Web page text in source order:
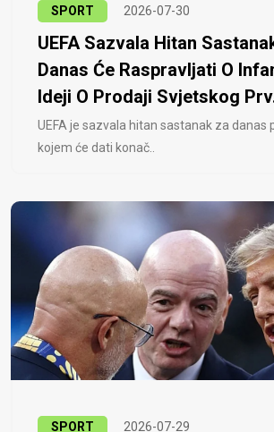
SPORT 2026-07-30
UEFA Sazvala Hitan
Danas Će Raspravljati O
Ideji O Prodaji Svjetskog
UEFA je sazvala hitan sastanak za danas
kojem će dati konač..
SPORT 2026-07-29